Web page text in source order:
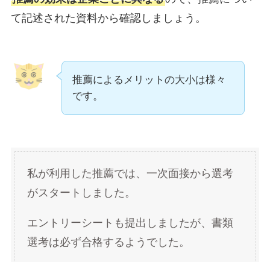
て記述された資料から確認しましょう。
推薦によるメリットの大小は様々
です。
私が利用した推薦では、一次面接から選考
がスタートしました。
エントリーシートも提出しましたが、書類
選考は必ず合格するようでした。